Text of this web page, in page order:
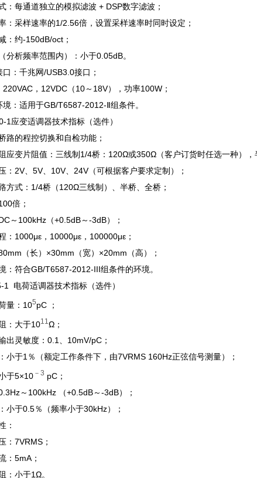
：每通道独立的模拟滤波 + DSP数字滤波；
：采样速率的1/2.56倍，设置采样速率时同时设定；
：约-150dB/oct；
分析频率范围内）：小于0.05dB。
：千兆网/USB3.0接口；
，12VDC（10～18V），功率100W；
：适用于GB/T6587-2012-Ⅱ组条件。
应变适调器技术指标（选件）
路的程控切换和自检功能；
应变片阻值：三线制1/4桥：120Ω或350Ω（客户订货时任选一种）
：2V、5V、10V、24V（可根据客户要求定制）；
方式：1/4桥（120Ω三线制）、半桥、全桥；
倍；
～100kHz（+0.5dB～-3dB）；
：1000με，10000με，100000με；
（长）×30mm（宽）×20mm（高）；
：符合GB/T6587-2012-III组条件的环境。
电荷适调器技术指标（选件）
量：105pC ；
：大于1011 Ω；
出灵敏度：0.1、10mV/pC；
小于1％（额定工作条件下，由7VRMS 160Hz正弦信号测量）；
于5×10 －3 pC；
～100kHz （+0.5dB～-3dB）；
小于0.5％（频率小于30kHz）；
：
：7VRMS；
：5mA；
：小于1Ω。